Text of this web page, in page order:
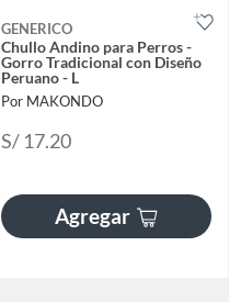
GENERICO
Chullo Andino para Perros -
Gorro Tradicional con Diseño
Peruano - L
Por MAKONDO
S/ 17.20
Agregar